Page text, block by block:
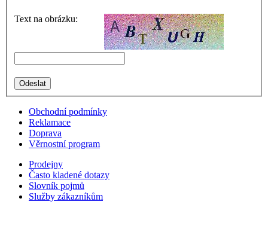
Text na obrázku:
Obchodní podmínky
Reklamace
Doprava
Věrnostní program
Prodejny
Často kladené dotazy
Slovník pojmů
Služby zákazníkům